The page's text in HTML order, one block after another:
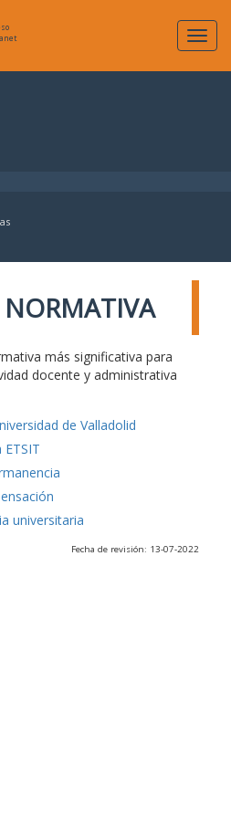
NORMATIVA
más significativa para
docente y administrativa
de Valladolid
universitaria
Fecha de revisión: 13-07-2022